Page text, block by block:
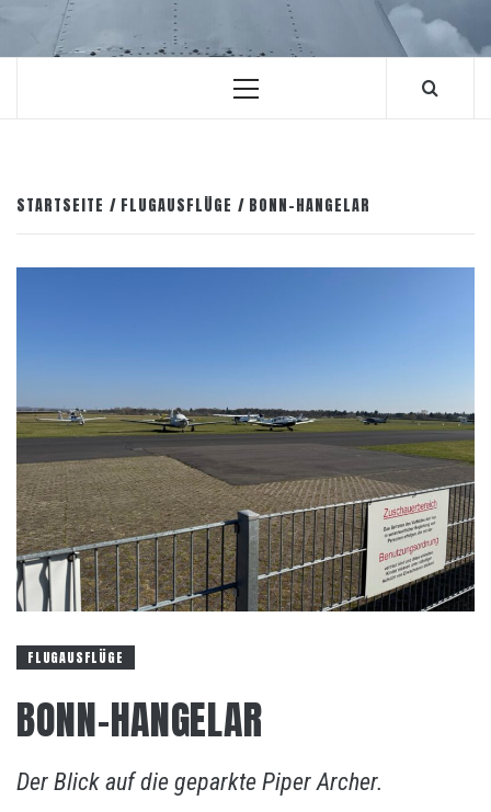
Primäres
STARTSEITE FLUGAUSFLÜGE BONN-HANGELAR
FLUGAUSFLÜGE
BONN-HANGELAR
Der Blick auf die geparkte Piper Archer.